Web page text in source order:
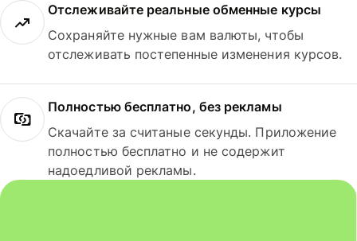
Отслеживайте реальные обменные курсы
Сохраняйте нужные вам валюты, чтобы
отслеживать постепенные изменения курсов.
Полностью бесплатно, без рекламы
Скачайте за считаные секунды. Приложение
полностью бесплатно и не содержит
надоедливой рекламы.